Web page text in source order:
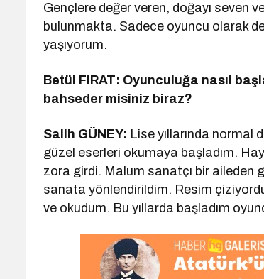
Gençlere değer veren, doğayı seven
bulunmakta. Sadece oyuncu olarak
yaşıyorum.
Betül FIRAT: Oyunculuğa nasıl
bahseder misiniz biraz?
Salih GÜNEY: Lise yıllarında
güzel eserleri okumaya başladım.
zora girdi. Malum sanatçı bir aileden
sanata yönlendirildim. Resim
ve okudum. Bu yıllarda başladım